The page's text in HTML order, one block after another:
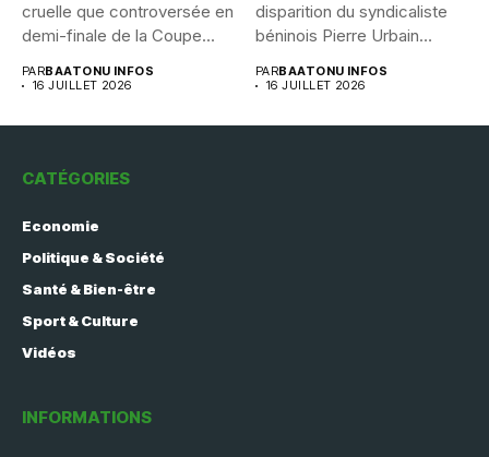
cruelle que controversée en
demi-finale de la Coupe...
PARBAATONU INFOS
16 JUILLET 2026
disparition du syndicaliste
béninois Pierre Urbain
PARBAATONU INFOS
16 JUILLET 2026
CATÉGORIES
Economie
Politique & Société
Santé & Bien-être
Sport & Culture
Vidéos
INFORMATIONS